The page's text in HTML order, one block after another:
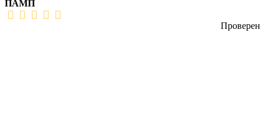
ПАМП
Проверен